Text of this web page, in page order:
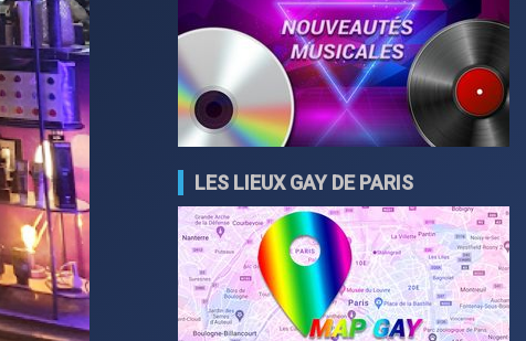
LES LIEUX GAY DE PARIS